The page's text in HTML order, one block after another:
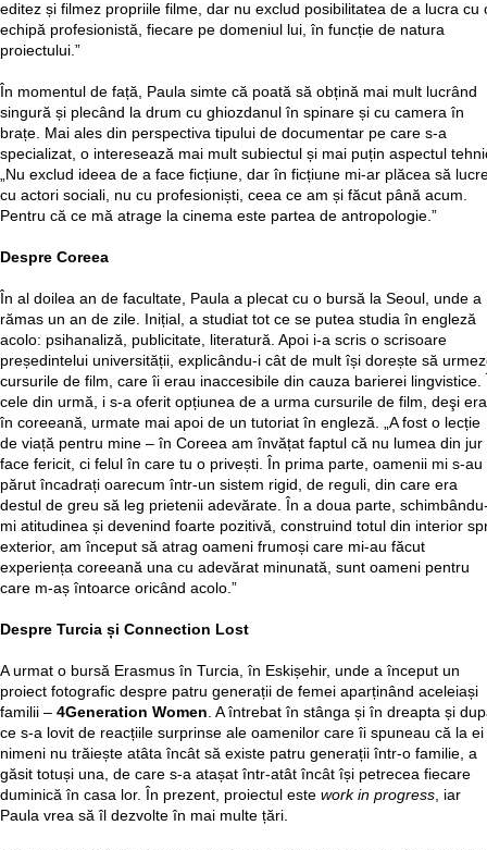
editez și filmez propriile filme, dar nu exclud posibilitatea de a lucra cu
echipă profesionistă, fiecare pe domeniul lui, în funcție de natura
proiectului.”
În momentul de față, Paula simte că poată să obțină mai mult lucrând
singură și plecând la drum cu ghiozdanul în spinare și cu camera în
brațe. Mai ales din perspectiva tipului de documentar pe care s-a
specializat, o interesează mai mult subiectul și mai puțin aspectul
„Nu exclud ideea de a face ficțiune, dar în ficțiune mi-ar plăcea să
cu actori sociali, nu cu profesioniști, ceea ce am și făcut până acum.
Pentru că ce mă atrage la cinema este partea de antropologie.”
Despre Coreea
În al doilea an de facultate, Paula a plecat cu o bursă la Seoul, unde a
rămas un an de zile. Inițial, a studiat tot ce se putea studia în engleză
acolo: psihanaliză, publicitate, literatură. Apoi i-a scris o scrisoare
președintelui universității, explicându-i cât de mult își dorește să
cursurile de film, care îi erau inaccesibile din cauza barierei lingvistice.
cele din urmă, i s-a oferit opțiunea de a urma cursurile de film, deşi
în coreeană, urmate mai apoi de un tutoriat în engleză. „A fost o lecție
de viață pentru mine – în Coreea am învățat faptul că nu lumea din jur
face fericit, ci felul în care tu o privești. În prima parte, oamenii mi s-au
părut încadrați oarecum într-un sistem rigid, de reguli, din care era
destul de greu să leg prietenii adevărate. În a doua parte,
mi atitudinea și devenind foarte pozitivă, construind totul din interior
exterior, am început să atrag oameni frumoși care mi-au făcut
experiența coreeană una cu adevărat minunată, sunt oameni pentru
care m-aș întoarce oricând acolo.”
Despre Turcia și Connection Lost
A urmat o bursă Erasmus în Turcia, în Eskișehir, unde a început un
proiect fotografic despre patru generații de femei aparținând aceleiași
familii – 4Generation Women. A întrebat în stânga și în dreapta și
ce s-a lovit de reacțiile surprinse ale oamenilor care îi spuneau că la ei
nimeni nu trăiește atâta încât să existe patru generații într-o familie, a
găsit totuși una, de care s-a atașat într-atât încât își petrecea fiecare
duminică în casa lor. În prezent, proiectul este work in progress, iar
Paula vrea să îl dezvolte în mai multe țări.